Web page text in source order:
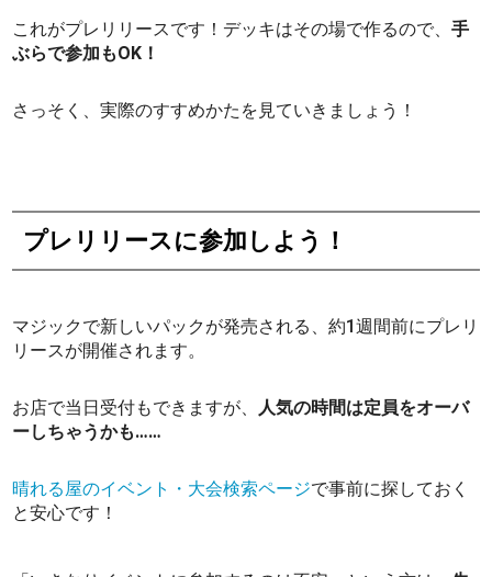
これがプレリリースです！デッキはその場で作るので、手
ぶらで参加もOK！
さっそく、実際のすすめかたを見ていきましょう！
プレリリースに参加しよう！
マジックで新しいパックが発売される、約1週間前にプレリ
リースが開催されます。
お店で当日受付もできますが、 人気の時間は定員をオーバ
ーしちゃうかも……
晴れる屋のイベント・大会検索ページで事前に探しておく
と安心です！